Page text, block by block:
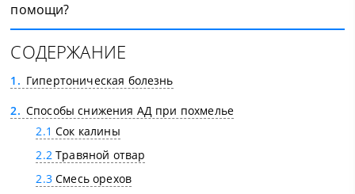
помощи?
СОДЕРЖАНИЕ
1
Гипертоническая болезнь
2
Способы снижения АД при похмелье
2.1 Сок калины
2.2Травяной отвар
2.3Смесь орехов